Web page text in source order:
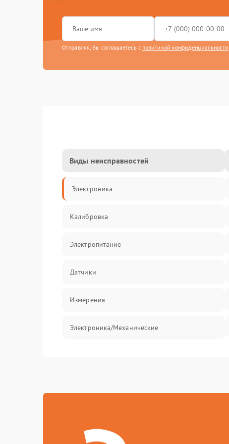
Отправляя, Вы соглашаетесь с политикой конфиденциальности
Виды неисправностей
Электроника
Калибровка
Электропитание
Датчики
Измерения
Электроника/Механические